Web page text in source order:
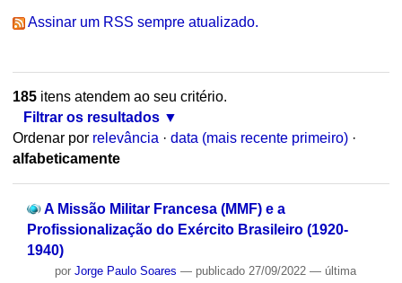
Assinar um RSS sempre atualizado.
185itens atendem ao seu critério.
Filtrar os resultados
Ordenar por relevância · data (mais recente primeiro) ·
alfabeticamente
A Missão Militar Francesa (MMF) e a
Profissionalização do Exército Brasileiro (1920-
1940)
por Jorge Paulo Soares — publicado27/09/2022 — última